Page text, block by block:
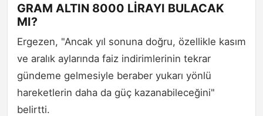
GRAM ALTIN 8000 LİRAYI BULACAK
MI?
Ergezen, "Ancak yıl sonuna doğru, özellikle kasım
ve aralık aylarında faiz indirimlerinin tekrar
gündeme gelmesiyle beraber yukarı yönlü
hareketlerin daha da güç kazanabileceğini"
belirtti.